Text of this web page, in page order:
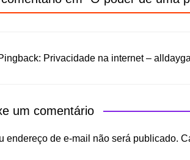
Privacidade na internet –
um comentário
endereço de e-mail não será publicado.